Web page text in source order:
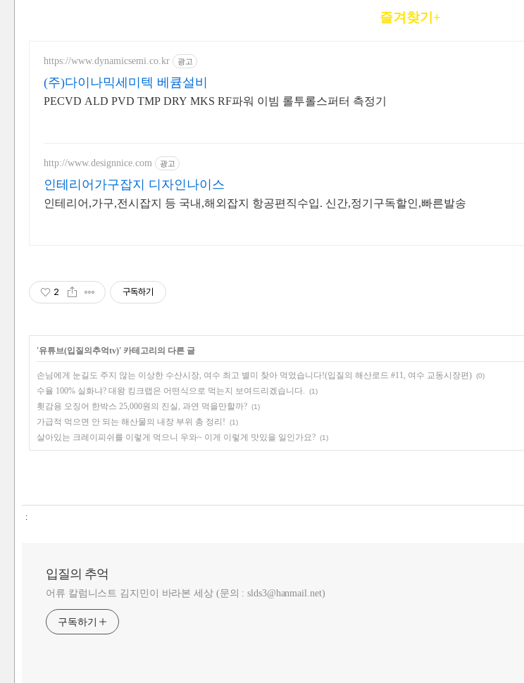
즐겨찾기+
https://www.dynamicsemi.co.kr 광고
(주)다이나믹세미텍 베큠설비
PECVD ALD PVD TMP DRY MKS RF파워 이빔 롤투롤스퍼터 측정기
http://www.designnice.com 광고
인테리어가구잡지 디자인나이스
인테리어,가구,전시잡지 등 국내,해외잡지 항공편직수입. 신간,정기구독할인,빠른발송
2 구독하기
'유튜브(입질의추억tv)' 카테고리의 다른 글
손님에게 눈길도 주지 않는 이상한 수산시장, 여수 최고 별미 찾아 먹었습니다!(입질의 해산로드 #11, 여수 교동시장편) (0)
수율 100% 실화냐? 대왕 킹크랩은 어떤식으로 먹는지 보여드리겠습니다. (1)
횟감용 오징어 한박스 25,000원의 진실, 과연 먹을만할까? (1)
가급적 먹으면 안 되는 해산물의 내장 부위 총 정리! (1)
살아있는 크레이피쉬를 이렇게 먹으니 우와~ 이게 이렇게 맛있을 일인가요? (1)
:
입질의 추억
어류 칼럼니스트 김지민이 바라본 세상 (문의 : slds3@hanmail.net)
구독하기